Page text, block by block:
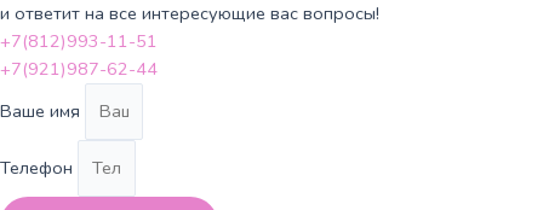
и ответит на все интересующие вас вопросы!
+7(812)993-11-51
+7(921)987-62-44
Ваше имя
Телефон